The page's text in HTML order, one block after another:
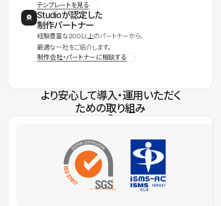
テンプレートを見る
Studioが認定した
制作パートナー
経験豊富な200以上のパートナーから、
最適な一社をご紹介します。
制作会社・パートナーに相談する
より安心して導入・運用いただく
ための取り組み